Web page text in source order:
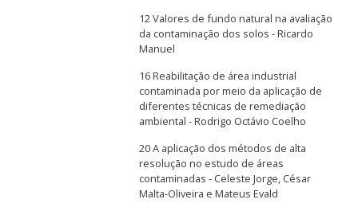
12 Valores de fundo natural na avaliação
da contaminação dos solos - Ricardo
Manuel
16 Reabilitação de área industrial
contaminada por meio da aplicação de
diferentes técnicas de remediação
ambiental - Rodrigo Octávio Coelho
20 A aplicação dos métodos de alta
resolução no estudo de áreas
contaminadas - Celeste Jorge, César
Malta-Oliveira e Mateus Evald